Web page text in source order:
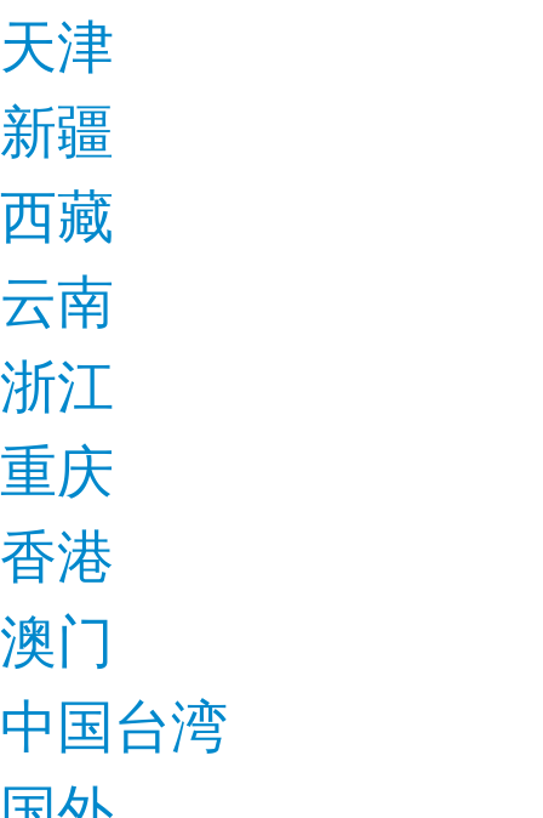
天津
新疆
西藏
云南
浙江
重庆
香港
澳门
中国台湾